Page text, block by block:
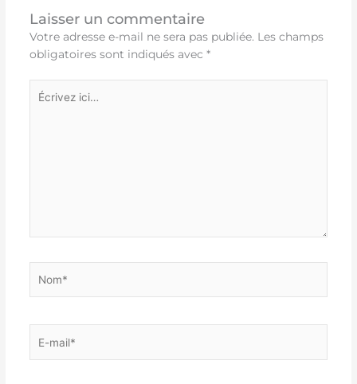
Laisser un commentaire
Votre adresse e-mail ne sera pas publiée. Les champs
obligatoires sont indiqués avec *
Écrivez
ici…
mail*